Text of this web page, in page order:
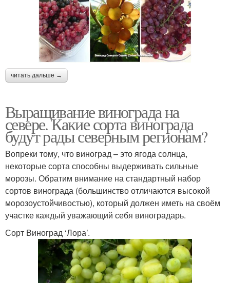
Виноград на севере Северные регионы
Виноград в ноябре
Виноград для
Виноград для холодных
регионов
Виноград в
архангельской области
Виноград в
новгородской области
Виноград в тюмени
Виноград для
cеверного виноделия
Виноград для сухого
Виноград для
Виноград для
читать дальше →
Выращивание винограда на
севере. Какие сорта винограда
будут рады северным регионам?
Вопреки тому, что виноград – это ягода солнца,
некоторые сорта способны выдерживать сильные
морозы. Обратим внимание на стандартный набор
сортов винограда (большинство отличаются высокой
морозоустойчивостью), который должен иметь на своём
участке каждый уважающий себя виноградарь.
Сорт Виноград ‘Лора’.